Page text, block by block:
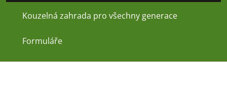
Kouzelná zahrada pro všechny generace
Formuláře